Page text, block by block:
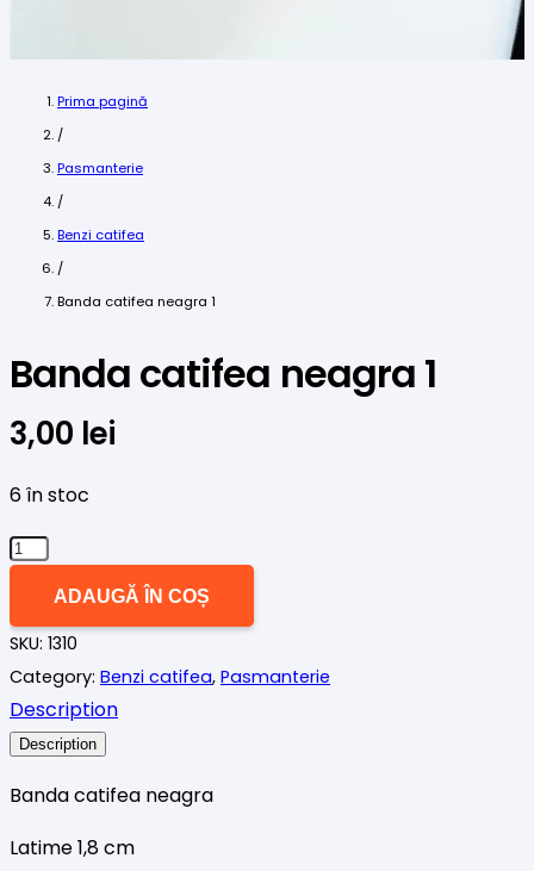
Prima pagină
/
Pasmanterie
/
Benzi catifea
/
Banda catifea neagra 1
Banda catifea neagra 1
3,00 lei
6 în stoc
Cantitate
neagra
1
ADAUGĂ ÎN COȘ
SKU: 1310
Category: Benzi catifea, Pasmanterie
Description
Description
Banda catifea neagra
Latime 1,8 cm